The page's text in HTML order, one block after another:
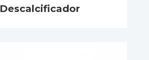
Descalcificador